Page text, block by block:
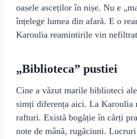
oasele asceților în nișe. Nu e
înțelege lumea din afară. E o
Karoulia reamintirile vin
„Biblioteca” pustiei
Cine a văzut marile biblioteci
simți diferența aici. La Karoulia
rafturi. Există bogăție în cărți
note de mână, rugăciuni.